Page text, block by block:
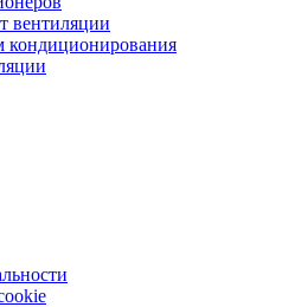
вентиляции
кондиционирования